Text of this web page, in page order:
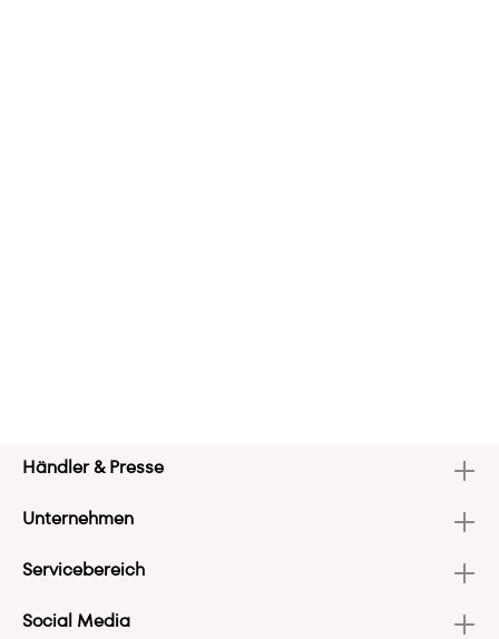
Händler & Presse
Unternehmen
Servicebereich
Social Media